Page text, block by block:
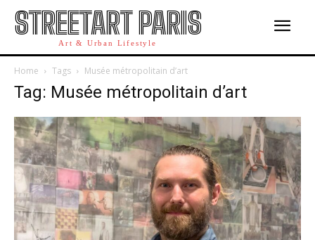
STREETART PARIS
Art & Urban Lifestyle
Home Tags Musée métropolitain d’art
Tag: Musée métropolitain d’art